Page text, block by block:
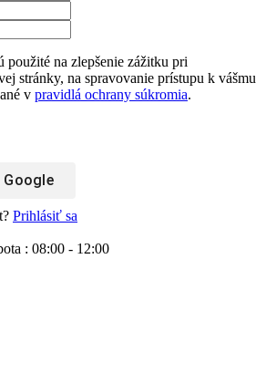
použité na zlepšenie zážitku pri
stránky, na spravovanie prístupu k vášmu
v pravidlá ochrany súkromia.
Google
Prihlásiť sa
: 08:00 - 12:00